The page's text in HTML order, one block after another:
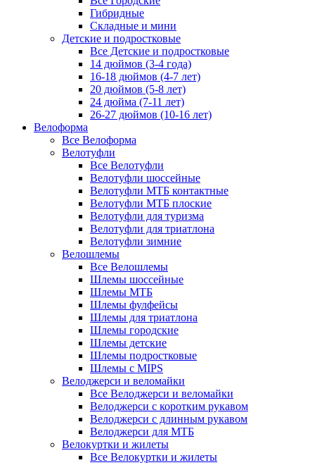
Гибридные
Складные и мини
Детские и подростковые
Все Детские и подростковые
14 дюймов (3-4 года)
16-18 дюймов (4-7 лет)
20 дюймов (5-8 лет)
24 дюйма (7-11 лет)
26-27 дюймов (10-16 лет)
Велоформа
Все Велоформа
Велотуфли
Все Велотуфли
Велотуфли шоссейные
Велотуфли МТБ контактные
Велотуфли МТБ плоские
Велотуфли для туризма
Велотуфли для триатлона
Велотуфли зимние
Велошлемы
Все Велошлемы
Шлемы шоссейные
Шлемы МТБ
Шлемы фулфейсы
Шлемы для триатлона
Шлемы городские
Шлемы детские
Шлемы подростковые
Шлемы с MIPS
Велоджерси и веломайки
Все Велоджерси и веломайки
Велоджерси с коротким рукавом
Велоджерси с длинным рукавом
Велоджерси для МТБ
Велокуртки и жилеты
Все Велокуртки и жилеты